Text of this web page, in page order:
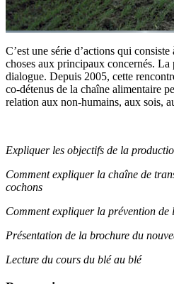
C’est une série d’actions qui
choses aux principaux concernés.
dialogue. Depuis 2005, cette
co-détenus de la chaîne alimentaire
relation aux non-humains, aux sois,
Expliquer les objectifs de la
Comment expliquer la chaîne de
cochons
Comment expliquer la prévention
Présentation de la brochure du
Lecture du cours du blé au blé